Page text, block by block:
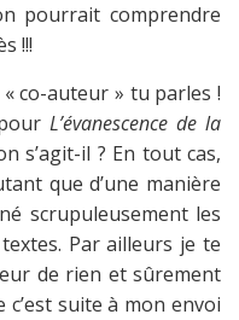
pourrait comprendre
!!!
co-auteur » tu parles !
L’évanescence de la
s’agit-il ? En tout cas,
que d’une manière
scrupuleusement les
Par ailleurs je te
de rien et sûrement
c’est suite à mon envoi